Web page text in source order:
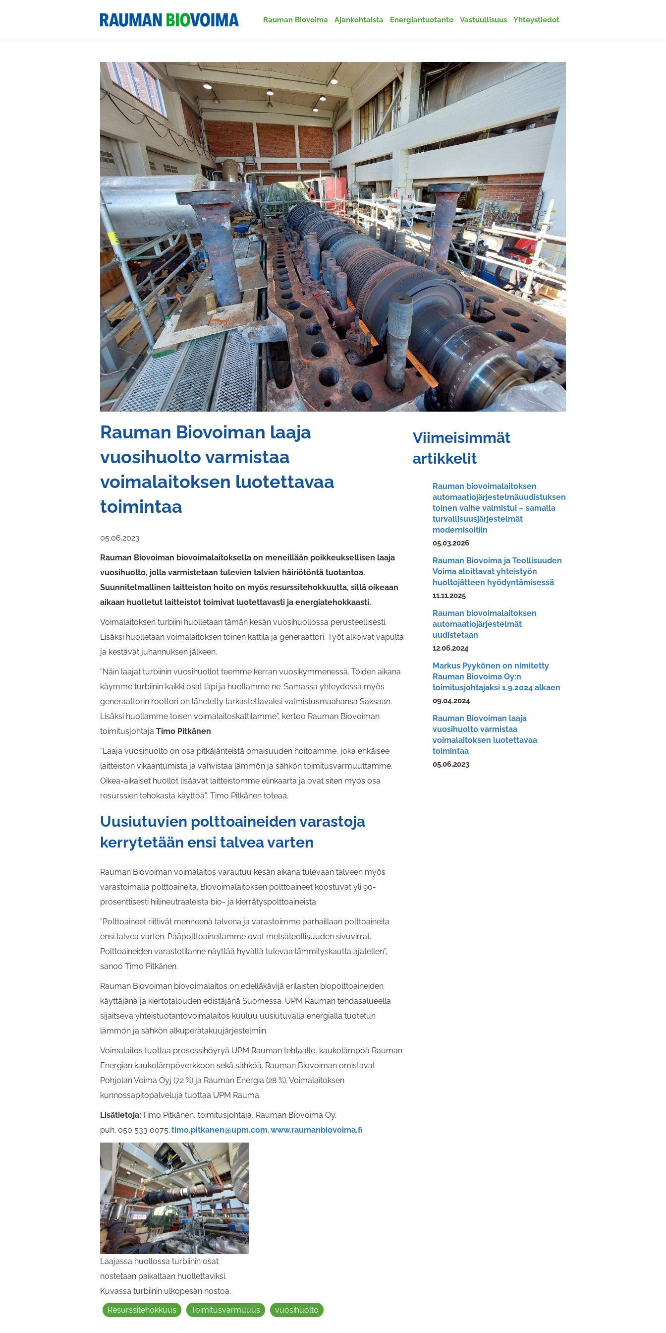
Rauman Biovoima Ajankohtaista Energiantuotanto Vastuullisuus Yhteystiedot
Rauman Biovoiman laaja
vuosihuolto varmistaa
voimalaitoksen luotettavaa
toimintaa
05.06.2023
Rauman Biovoiman biovoimalaitoksella on meneillään poikkeuksellisen laaja
vuosihuolto, jolla varmistetaan tulevien talvien häiriötöntä tuotantoa.
Suunnitelmallinen laitteiston hoito on myös resurssitehokkuutta, sillä oikeaan
aikaan huolletut laitteistot toimivat luotettavasti ja energiatehokkaasti.
Voimalaitoksen turbiini huolletaan tämän kesän vuosihuollossa perusteellisesti.
Lisäksi huolletaan voimalaitoksen toinen kattila ja generaattori. Työt alkoivat vapulta
ja kestävät juhannuksen jälkeen.
”Näin laajat turbiinin vuosihuollot teemme kerran vuosikymmenessä. Töiden aikana
käymme turbiinin kaikki osat läpi ja huollamme ne. Samassa yhteydessä myös
generaattorin roottori on lähetetty tarkastettavaksi valmistusmaahansa Saksaan.
Lisäksi huollamme toisen voimalaitoskattilamme”, kertoo Rauman Biovoiman
toimitusjohtaja Timo Pitkänen.
”Laaja vuosihuolto on osa pitkäjänteistä omaisuuden hoitoamme, joka ehkäisee
laitteiston vikaantumista ja vahvistaa lämmön ja sähkön toimitusvarmuuttamme.
Oikea-aikaiset huollot lisäävät laitteistomme elinkaarta ja ovat siten myös osa
resurssien tehokasta käyttöä”, Timo Pitkänen toteaa.
Uusiutuvien polttoaineiden varastoja
kerrytetään ensi talvea varten
Rauman Biovoiman voimalaitos varautuu kesän aikana tulevaan talveen myös
varastoimalla polttoaineita. Biovoimalaitoksen polttoaineet koostuvat yli 90-
prosenttisesti hiilineutraaleista bio- ja kierrätyspolttoaineista.
”Polttoaineet riittivät menneenä talvena ja varastoimme parhaillaan polttoaineita
ensi talvea varten. Pääpolttoaineitamme ovat metsäteollisuuden sivuvirrat.
Polttoaineiden varastotilanne näyttää hyvältä tulevaa lämmityskautta ajatellen”,
sanoo Timo Pitkänen.
Rauman Biovoiman biovoimalaitos on edelläkävijä erilaisten biopolttoaineiden
käyttäjänä ja kiertotalouden edistäjänä Suomessa. UPM Rauman tehdasalueella
sijaitseva yhteistuotantovoimalaitos kuuluu uusiutuvalla energialla tuotetun
lämmön ja sähkön alkuperätakuujärjestelmiin.
Voimalaitos tuottaa prosessihöyryä UPM Rauman tehtaalle, kaukolämpöä Rauman
Energian kaukolämpöverkkoon sekä sähköä. Rauman Biovoiman omistavat
Pohjolan Voima Oyj (72 %) ja Rauman Energia (28 %). Voimalaitoksen
kunnossapitopalveluja tuottaa UPM Rauma.
Lisätietoja:Timo Pitkänen, toimitusjohtaja, Rauman Biovoima Oy,
puh. 050 533 0075,timo.pitkanen@upm.com,www.raumanbiovoima.fi
Laajassa huollossa turbiinin osat
nostetaan paikaltaan huollettaviksi.
Kuvassa turbiinin ulkopesän nostoa.
Resurssitehokkuus
Toimitusvarmuuus vuosihuolto
Viimeisimmät
artikkelit
Rauman biovoimalaitoksen
automaatiojärjestelmäuudistuksen
toinen vaihe valmistui – samalla
turvallisuusjärjestelmät
modernisoitiin
05.03.2026
Rauman Biovoima ja Teollisuuden
Voima aloittavat yhteistyön
huoltojätteen hyödyntämisessä
11.11.2025
Rauman biovoimalaitoksen
automaatiojärjestelmät
uudistetaan
12.06.2024
Markus Pyykönen on nimitetty
Rauman Biovoima Oy:n
toimitusjohtajaksi 1.9.2024 alkaen
09.04.2024
Rauman Biovoiman laaja
vuosihuolto varmistaa
voimalaitoksen luotettavaa
toimintaa
05.06.2023